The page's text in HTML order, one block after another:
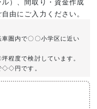
由にご入力ください。
圏内で〇〇小学区に近い
程度で検討しています。
円です。